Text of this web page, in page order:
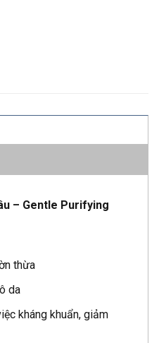
– Gentle Purifying
thừa
da
kháng khuẩn, giảm